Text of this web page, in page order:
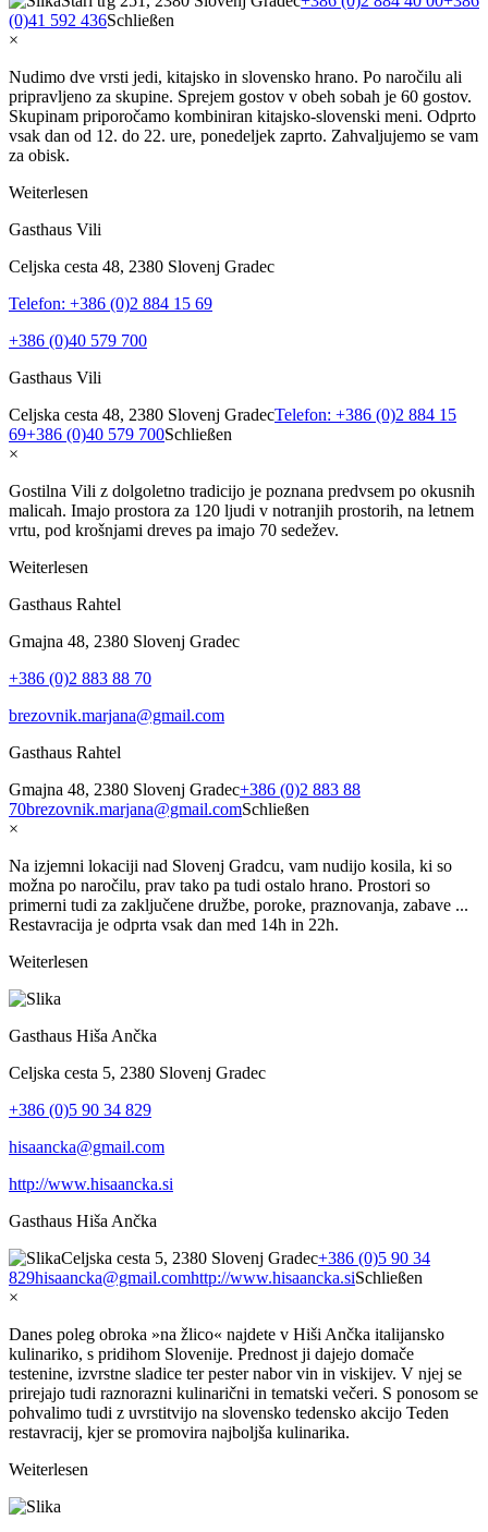
(0)41 592 436Schließen
×
Nudimo dve vrsti jedi, kitajsko in slovensko hrano. Po naročilu ali
pripravljeno za skupine. Sprejem gostov v obeh sobah je 60 gostov.
Skupinam priporočamo kombiniran kitajsko-slovenski meni. Odprto
vsak dan od 12. do 22. ure, ponedeljek zaprto. Zahvaljujemo se vam
za obisk.
Weiterlesen
Gasthaus Vili
Celjska cesta 48, 2380 Slovenj Gradec
Telefon: +386 (0)2 884 15 69
+386 (0)40 579 700
Gasthaus Vili
Celjska cesta 48, 2380 Slovenj GradecTelefon: +386 (0)2 884 15
69+386 (0)40 579 700Schließen
×
Gostilna Vili z dolgoletno tradicijo je poznana predvsem po okusnih
malicah. Imajo prostora za 120 ljudi v notranjih prostorih, na letnem
vrtu, pod krošnjami dreves pa imajo 70 sedežev.
Weiterlesen
Gasthaus Rahtel
Gmajna 48, 2380 Slovenj Gradec
+386 (0)2 883 88 70
brezovnik.marjana@gmail.com
Gasthaus Rahtel
Gmajna 48, 2380 Slovenj Gradec+386 (0)2 883 88
70brezovnik.marjana@gmail.comSchließen
×
Na izjemni lokaciji nad Slovenj Gradcu, vam nudijo kosila, ki so
možna po naročilu, prav tako pa tudi ostalo hrano. Prostori so
primerni tudi za zaključene družbe, poroke, praznovanja, zabave ...
Restavracija je odprta vsak dan med 14h in 22h.
Weiterlesen
Gasthaus Hiša Ančka
Celjska cesta 5, 2380 Slovenj Gradec
+386 (0)5 90 34 829
hisaancka@gmail.com
http://www.hisaancka.si
Gasthaus Hiša Ančka
Celjska cesta 5, 2380 Slovenj Gradec+386 (0)5 90 34
829hisaancka@gmail.comhttp://www.hisaancka.siSchließen
×
Danes poleg obroka »na žlico« najdete v Hiši Ančka italijansko
kulinariko, s pridihom Slovenije. Prednost ji dajejo domače
testenine, izvrstne sladice ter pester nabor vin in viskijev. V njej se
prirejajo tudi raznorazni kulinarični in tematski večeri. S ponosom se
pohvalimo tudi z uvrstitvijo na slovensko tedensko akcijo Teden
restavracij, kjer se promovira najboljša kulinarika.
Weiterlesen